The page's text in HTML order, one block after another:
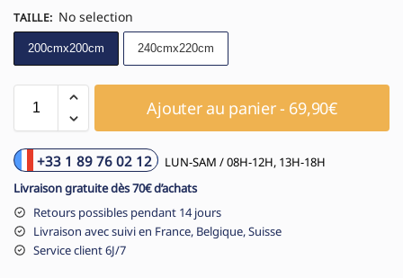
TAILLE: No selection
200cmx200cm 240cmx220cm
Ajouter au panier - 69,90€
+33 1 89 76 02 12
LUN-SAM / 08H-12H, 13H-18H
Livraison gratuite dès 70€ d’achats
Retours possibles pendant 14 jours
Livraison avec suivi en France, Belgique, Suisse
Service client 6J/7